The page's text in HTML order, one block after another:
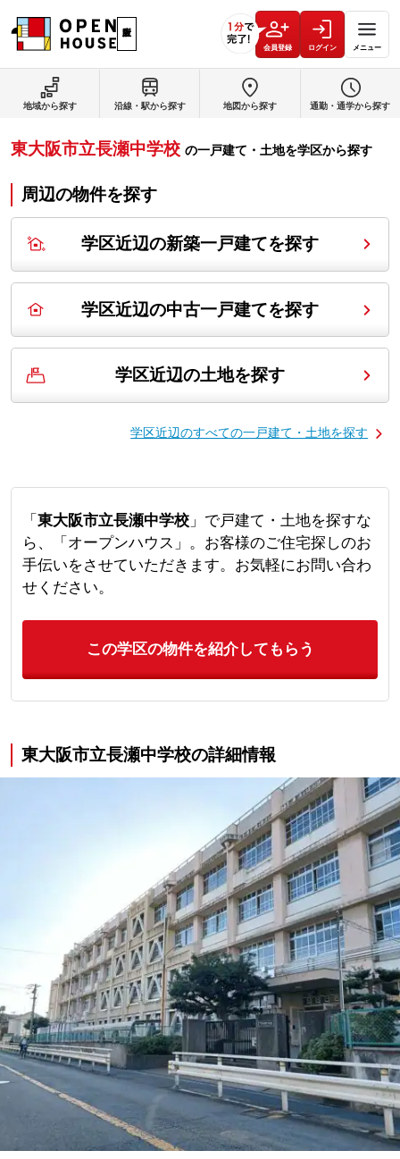
会員登録 ログイン メニュー
地域から探す 沿線・駅から探す 地図から探す 通勤・通学から探す
東大阪市立長瀬中学校 の一戸建て・土地を学区から探す
周辺の物件を探す
学区近辺の新築一戸建てを探す
学区近辺の中古一戸建てを探す
学区近辺の土地を探す
学区近辺のすべての一戸建て・土地を探す
「 東大阪市立長瀬中学校」で戸建て・土地を探すな
ら、「オープンハウス」。お客様のご住宅探しのお
手伝いをさせていただきます。お気軽にお問い合わ
せください。
この学区の物件を紹介してもらう
東大阪市立長瀬中学校の詳細情報